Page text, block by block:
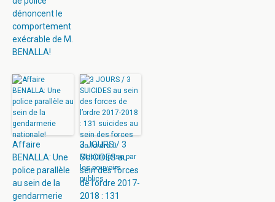
dénoncent le
comportement
exécrable de M.
BENALLA!
Affaire
BENALLA: Une
police parallèle
au sein de la
gendarmerie
3 JOURS / 3
SUICIDES au
sein des forces
de l’ordre 2017-
2018 : 131